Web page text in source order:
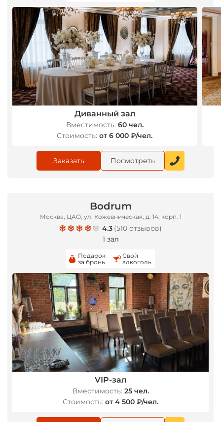
Диванный зал
Вместимость: 60 чел.
Стоимость: от 6 000 ₽/чел.
Заказать Посмотреть
Bodrum
Москва, ЦАО, ул. Кожевническая, д. 14, корп. 1
4.3 (510 отзывов)
1 зал
Подарок
за бронь
Свой
алкоголь
VIP-зал
Вместимость: 25 чел.
Стоимость: от 4 500 ₽/чел.